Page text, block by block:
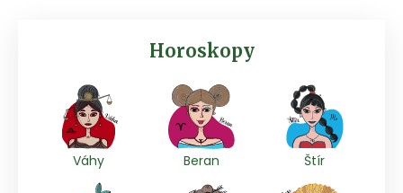
Horoskopy
Váhy Beran Štír